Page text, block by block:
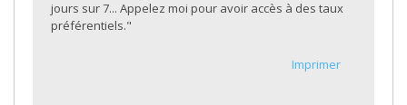
jours sur 7... Appelez moi pour avoir accès à des taux
préférentiels."
Imprimer